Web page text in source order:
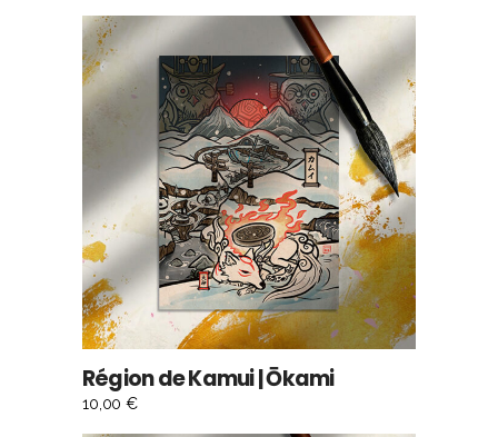
AJOUTER AU PANIER
Région de Kamui | Ōkami
10,00€